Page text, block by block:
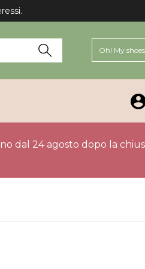
Oh! My
dal 24 agosto dopo la